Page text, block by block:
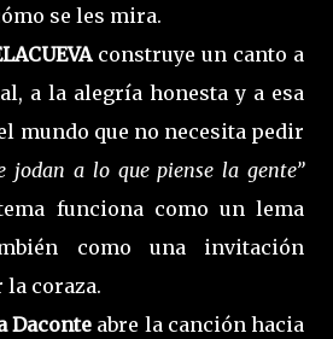
se les mira.
construye un canto a
a la alegría honesta y a esa
mundo que no necesita pedir
jodan a lo que piense la gente”
funciona como un lema
como una invitación
coraza.
Daconte abre la canción hacia